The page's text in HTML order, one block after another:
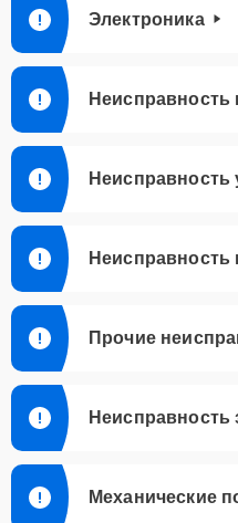
Электроника
Неисправность
Неисправность
Прочие
Неисправность
Механические